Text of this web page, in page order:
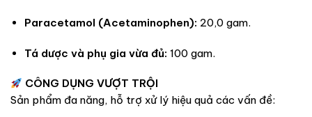
Paracetamol (Acetaminophen): 20,0 gam.
Tá dược và phụ gia vừa đủ: 100 gam.
CÔNG DỤNG VƯỢT TRỘI
Sản phẩm đa năng, hỗ trợ xử lý hiệu quả các vấn đề: